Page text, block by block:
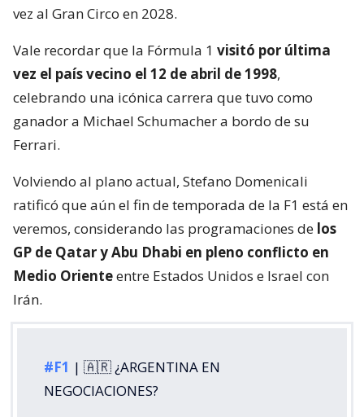
vez al Gran Circo en 2028.
Vale recordar que la Fórmula 1 visitó por última
vez el país vecino el 12 de abril de 1998,
celebrando una icónica carrera que tuvo como
ganador a Michael Schumacher a bordo de su
Ferrari.
Volviendo al plano actual, Stefano Domenicali
ratificó que aún el fin de temporada de la F1 está en
veremos, considerando las programaciones de los
GP de Qatar y Abu Dhabi en pleno conflicto en
Medio Orienteentre Estados Unidos e Israel con
Irán.
#F1 | 🇦🇷 ¿ARGENTINA EN
NEGOCIACIONES?